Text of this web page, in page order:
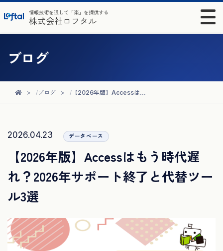
情報技術を通して「楽」を提供する
株式会社ロフタル
ブログ
ブログ 【2026年版】Accessはもう時代遅れ？2026年サポート終了と代替ツール3選
2026.04.23 データベース
【2026年版】Accessはもう時代遅
れ？2026年サポート終了と代替ツー
ル3選